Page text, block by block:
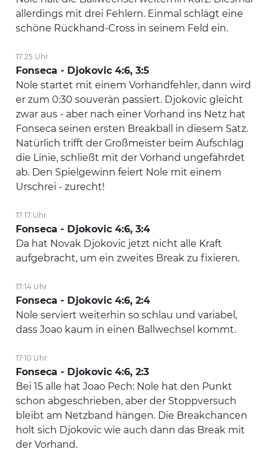
allerdings mit drei Fehlern. Einmal schlägt eine
schöne Rückhand-Cross in seinem Feld ein.
17:25 Uhr
Fonseca - Djokovic 4:6, 3:5
Nole startet mit einem Vorhandfehler, dann wird
er zum 0:30 souverän passiert. Djokovic gleicht
zwar aus - aber nach einer Vorhand ins Netz hat
Fonseca seinen ersten Breakball in diesem Satz.
Natürlich trifft der Großmeister beim Aufschlag
die Linie, schließt mit der Vorhand ungefährdet
ab. Den Spielgewinn feiert Nole mit einem
Urschrei - zurecht!
17:17 Uhr
Fonseca - Djokovic 4:6, 3:4
Da hat Novak Djokovic jetzt nicht alle Kraft
aufgebracht, um ein zweites Break zu fixieren.
17:14 Uhr
Fonseca - Djokovic 4:6, 2:4
Nole serviert weiterhin so schlau und variabel,
dass Joao kaum in einen Ballwechsel kommt.
17:10 Uhr
Fonseca - Djokovic 4:6, 2:3
Bei 15 alle hat Joao Pech: Nole hat den Punkt
schon abgeschrieben, aber der Stoppversuch
bleibt am Netzband hängen. Die Breakchancen
holt sich Djokovic wie auch dann das Break mit
der Vorhand.